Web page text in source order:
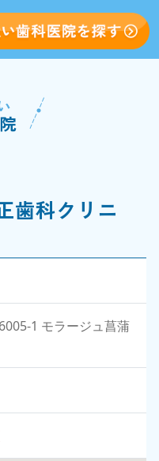
歯科クリニ
1 モラージュ菖蒲